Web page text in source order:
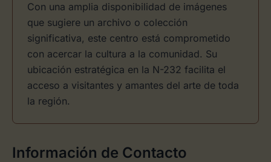
Con una amplia disponibilidad de imágenes
que sugiere un archivo o colección
significativa, este centro está comprometido
con acercar la cultura a la comunidad. Su
ubicación estratégica en la N-232 facilita el
acceso a visitantes y amantes del arte de toda
la región.
Información de Contacto